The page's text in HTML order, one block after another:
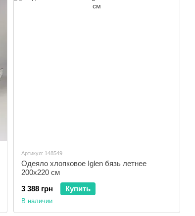
Артикул: 148549
Одеяло хлопковое Iglen бязь летнее
200x220 см
3 388 грн
Купить
В наличии